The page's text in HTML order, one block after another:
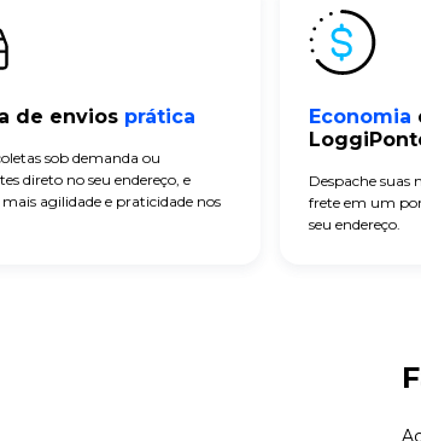
de envios prática
sob demanda ou
direto no seu endereço, e
agilidade e praticidade nos
Economia
Despache suas
frete em um
seu endereço.